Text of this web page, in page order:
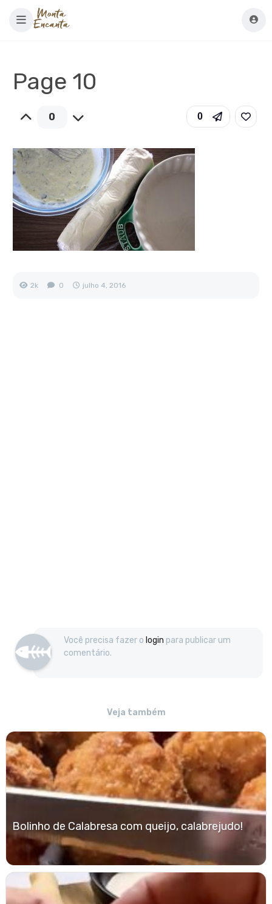
Page 10
0 0
2k 0 julho 4, 2016
Você precisa fazer o login para publicar um
comentário.
Veja também
Bolinho de Calabresa com queijo, calabrejudo!